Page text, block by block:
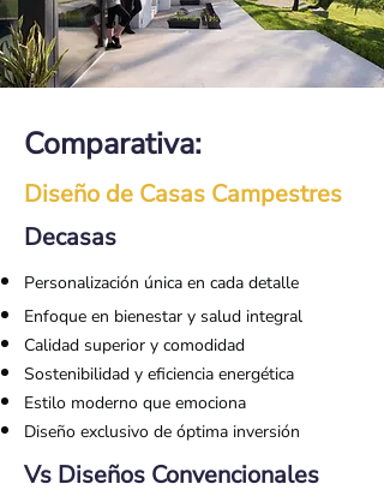
Comparativa:
Diseño de Casas Campestres
Decasas
Personalización única en cada detalle
Enfoque en bienestar y salud integral
Calidad superior y comodidad
Sostenibilidad y eficiencia energética
Estilo moderno que emociona
Diseño exclusivo de óptima inversión
Vs Diseños Convencionales